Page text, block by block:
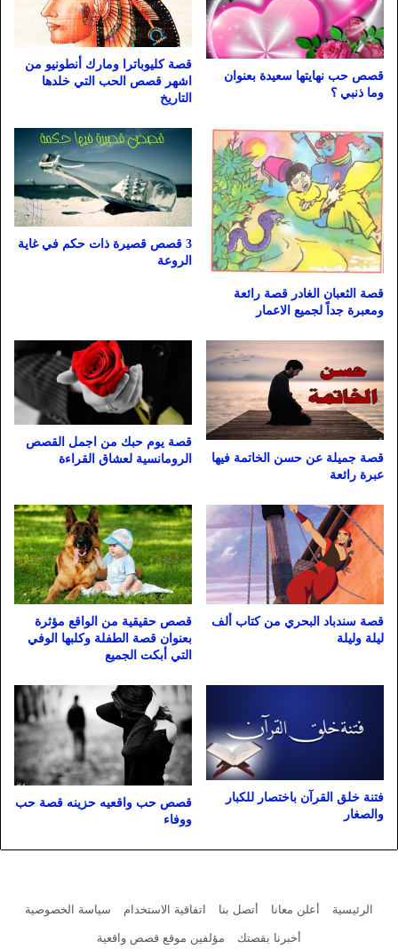
قصص حب نهايتها سعيدة بعنوان
وما ذنبي ؟
قصة كليوباترا ومارك أنطونيو من
اشهر قصص الحب التي خلدها
التاريخ
قصة الثعبان الغادر قصة رائعة
ومعبرة جداً لجميع الاعمار
3 قصص قصيرة ذات حكم في غاية
الروعة
قصة جميلة عن حسن الخاتمة فيها
عبرة رائعة
قصة يوم حبك من اجمل القصص
الرومانسية لعشاق القراءة
قصة سندباد البحري من كتاب ألف
ليلة وليلة
قصص حقيقية من الواقع مؤثرة
بعنوان قصة الطفلة وكلبها الوفي
التي أبكت الجميع
فتنة خلق القرآن باختصار للكبار
والصغار
قصص حب واقعيه حزينه قصة حب
ووفاء
الرئيسية أعلن معانا أتصل بنا اتفاقية الاستخدام
سياسة الخصوصية
أخبرنا بقصتك
مؤلفين موقع قصص واقعية